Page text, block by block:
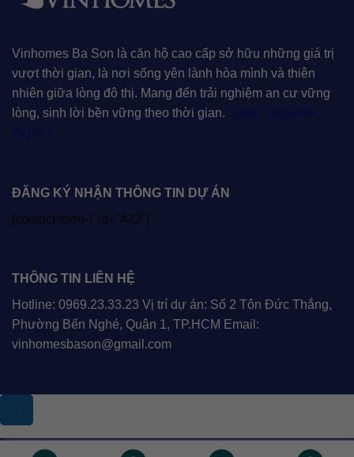
Vinhomes Ba Son là căn hộ cao cấp sở hữu những giá trị
vượt thời gian, là nơi sống yên lành hòa mình và thiên
nhiên giữa lòng đô thị. Mang đến trải nghiệm an cư vững
lòng, sinh lời bền vững theo thời gian.
ĐĂNG KÝ NHẬN THÔNG TIN DỰ ÁN
[contact-form-7 id="422"]
THÔNG TIN LIÊN HỆ
Hotline: 0969.23.33.23 Vị trí dự án: Số 2 Tôn Đức Thắng,
Phường Bến Nghé, Quận 1, TP.HCM Email:
vinhomesbason@gmail.com
.